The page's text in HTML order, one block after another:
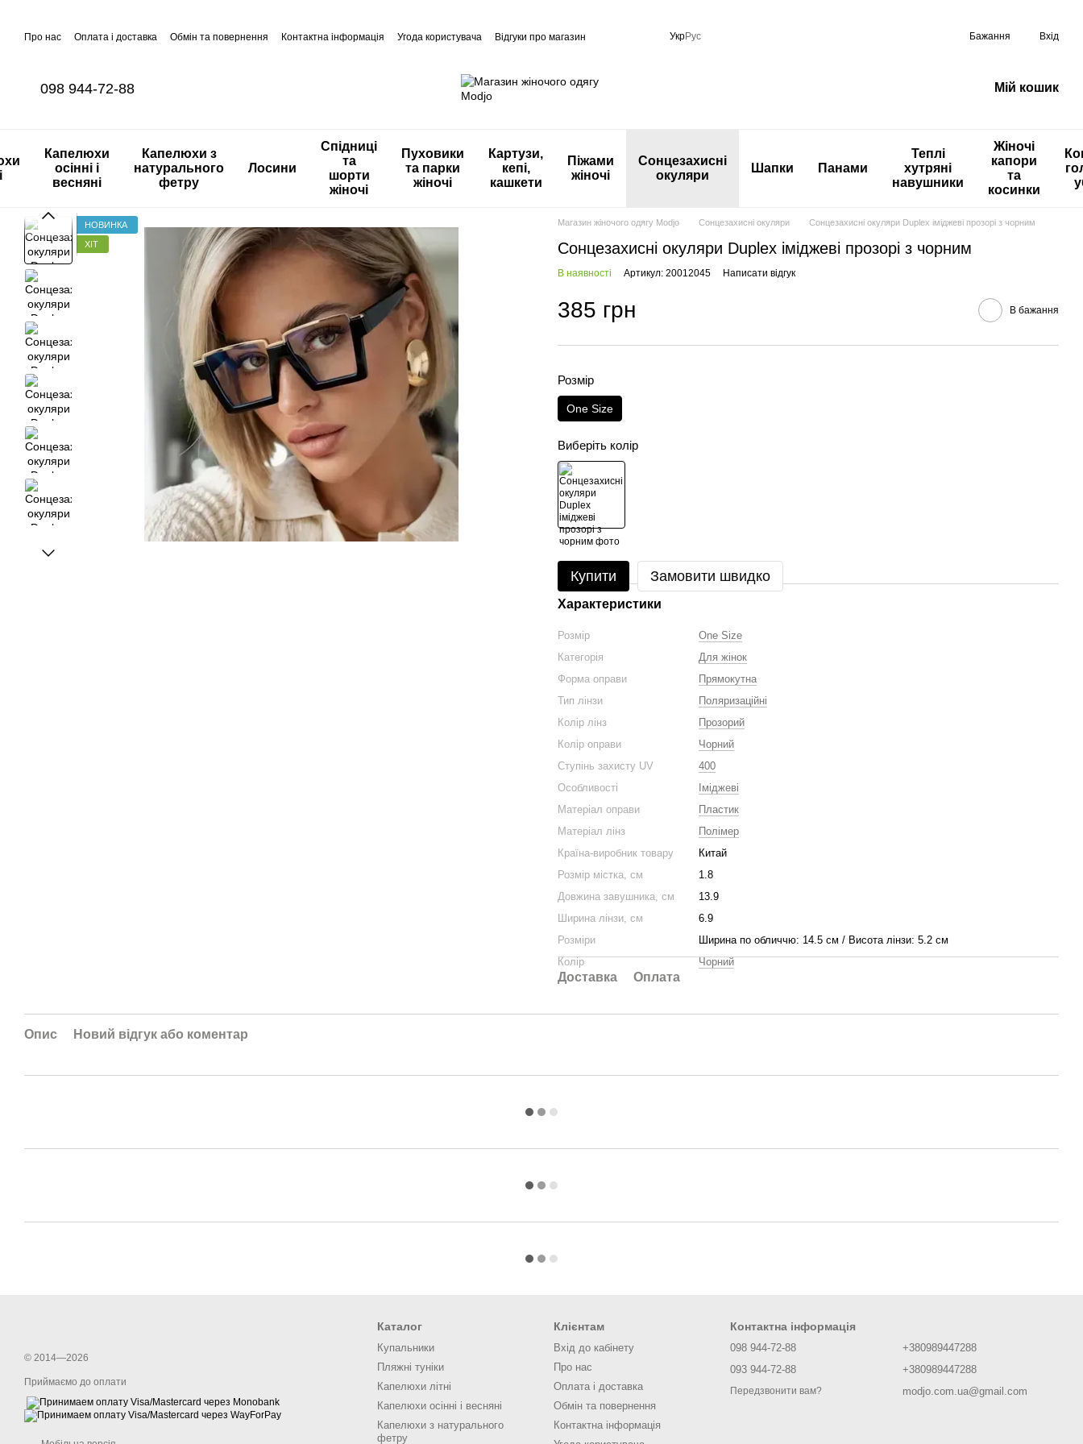
Про нас Оплата і доставка Обмін та повернення Контактна інформація Угода користувача Відгуки про магазин УкрРус Бажання Вхід
098 944-72-88 Мій кошик
Капелюхи
осінні і
весняні
Капелюхи з
натурального
фетру
Лосини
Спідниці
та
шорти
жіночі
Пуховики
та парки
жіночі
Картузи,
кепі,
кашкети
Піжами
жіночі
Сонцезахисні
окуляри
Шапки Панами
Теплі
хутряні
навушники
Жіночі
капори
та
косинки
НОВИНКА
ХІТ
Магазин жіночого одягу Modjo Сонцезахисні окуляри Сонцезахисні окуляри Duplex іміджеві прозорі з чорним
Сонцезахисні окуляри Duplex іміджеві прозорі з чорним
В наявності Артикул: 20012045 Написати відгук
385 грн В бажання
Розмір
One Size
Виберіть колір
Купити Замовити швидко
Характеристики
Розмір
One Size
Категорія
Для жінок
Форма оправи
Прямокутна
Тип лінзи
Поляризаційні
Колір лінз
Прозорий
Колір оправи
Чорний
Ступінь захисту UV
400
Особливості
Іміджеві
Матеріал оправи
Пластик
Матеріал лінз
Полімер
Країна-виробник товару
Китай
Розмір містка, см
1.8
Довжина завушника, см
13.9
Ширина лінзи, см
6.9
Розміри
Ширина по обличчю: 14.5 см / Висота лінзи: 5.2 см
Колір
Чорний
Доставка Оплата
Опис Новий відгук або коментар
© 2014—2026
Приймаємо до оплати
Каталог
Купальники
Пляжні туніки
Капелюхи літні
Капелюхи осінні і весняні
Капелюхи з натурального
фетру
Клієнтам
Вхід до кабінету
Про нас
Оплата і доставка
Обмін та повернення
Контактна інформація
Контактна інформація
098 944-72-88
093 944-72-88
Передзвонити вам?
+380989447288
+380989447288
modjo.com.ua@gmail.com